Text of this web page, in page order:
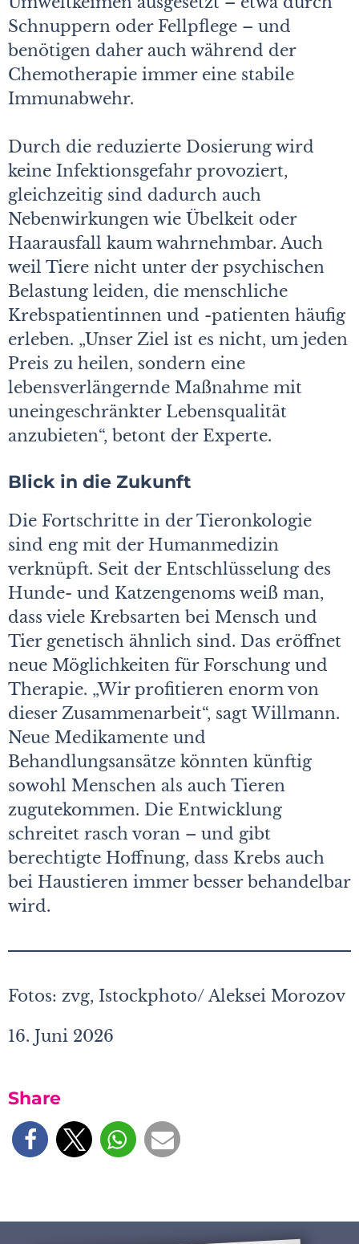
Schnuppern oder Fellpflege – und
benötigen daher auch während der
Chemotherapie immer eine stabile
Immunabwehr.
Durch die reduzierte Dosierung wird
keine Infektionsgefahr provoziert,
gleichzeitig sind dadurch auch
Nebenwirkungen wie Übelkeit oder
Haarausfall kaum wahrnehmbar. Auch
weil Tiere nicht unter der psychischen
Belastung leiden, die menschliche
Krebspatientinnen und -patienten häufig
erleben. „Unser Ziel ist es nicht, um jeden
Preis zu heilen, sondern eine
lebensverlängernde Maßnahme mit
uneingeschränkter Lebensqualität
anzubieten“, betont der Experte.
Blick in die Zukunft
Die Fortschritte in der Tieronkologie
sind eng mit der Humanmedizin
verknüpft. Seit der Entschlüsselung des
Hunde- und Katzen­genoms weiß man,
dass viele Krebsarten bei Mensch und
Tier genetisch ähnlich sind. Das eröffnet
neue Möglichkeiten für Forschung und
Therapie. „Wir profitieren enorm von
dieser Zusammenarbeit“, sagt Willmann.
Neue Medikamente und
Behandlungsansätze könnten künftig
sowohl Menschen als auch Tieren
zugutekommen. Die Entwicklung
schreitet rasch voran – und gibt
berechtigte Hoffnung, dass Krebs auch
bei Haustieren immer besser behandelbar
wird.
Fotos: zvg, Istockphoto/ Aleksei Morozov
16. Juni 2026
Share